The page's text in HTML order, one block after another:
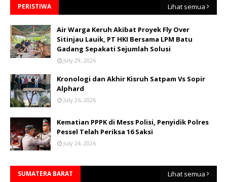
PERISTIWA Lihat semua
Air Warga Keruh Akibat Proyek Fly Over
Sitinjau Lauik, PT HKI Bersama LPM Batu
Gadang Sepakati Sejumlah Solusi
July 29, 2026
Kronologi dan Akhir Kisruh Satpam Vs Sopir
Alphard
July 26, 2026
Kematian PPPK di Mess Polisi, Penyidik Polres
Pessel Telah Periksa 16 Saksi
July 24, 2026
SUMATERA BARAT Lihat semua